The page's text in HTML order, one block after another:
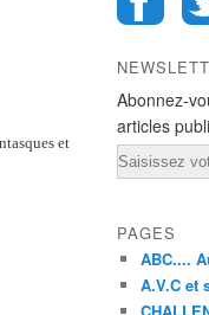
et
Abonnez-
articles
Email
PAGES
ABC....
A.V.C et